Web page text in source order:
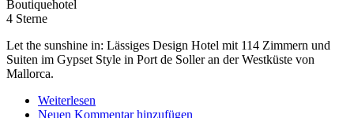
Boutiquehotel
4 Sterne
Let the sunshine in: Lässiges Design Hotel mit 114 Zimmern und
Suiten im Gypset Style in Port de Soller an der Westküste von
Mallorca.
Weiterlesen
Bikini
Neuen Kommentar hinzufügen